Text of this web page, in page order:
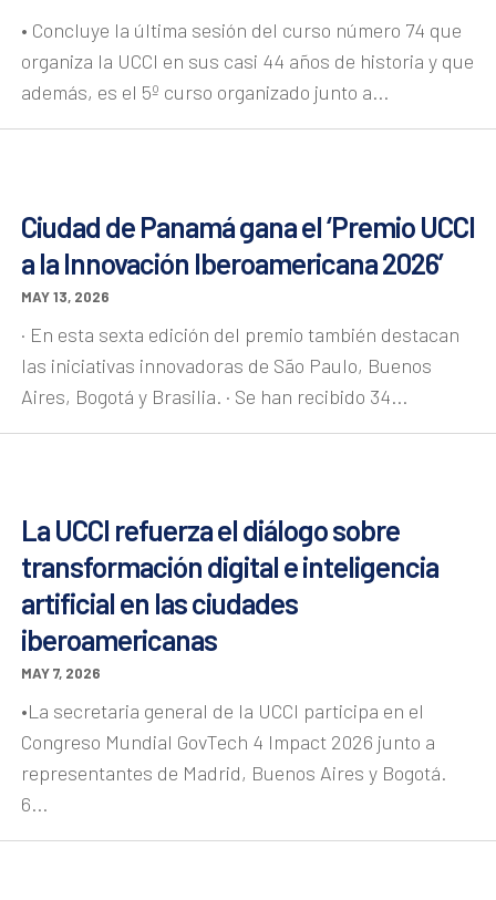
• Concluye la última sesión del curso número 74 que
organiza la UCCI en sus casi 44 años de historia y que
además, es el 5º curso organizado junto a...
Ciudad de Panamá gana el ‘Premio UCCI
a la Innovación Iberoamericana 2026’
MAY 13, 2026
· En esta sexta edición del premio también destacan
las iniciativas innovadoras de São Paulo, Buenos
Aires, Bogotá y Brasilia. · Se han recibido 34...
La UCCI refuerza el diálogo sobre
transformación digital e inteligencia
artificial en las ciudades
iberoamericanas
MAY 7, 2026
•La secretaria general de la UCCI participa en el
Congreso Mundial GovTech 4 Impact 2026 junto a
representantes de Madrid, Buenos Aires y Bogotá.
6...